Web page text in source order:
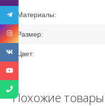
Материалы:
Размер:
Цвет:
Похожие товары